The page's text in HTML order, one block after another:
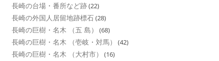
長崎の台場・番所など跡(22)
長崎の外国人居留地跡標石(28)
長崎の巨樹・名木 （五 島） (68)
長崎の巨樹・名木 （壱岐・対馬） (42)
長崎の巨樹・名木 （大村市） (16)